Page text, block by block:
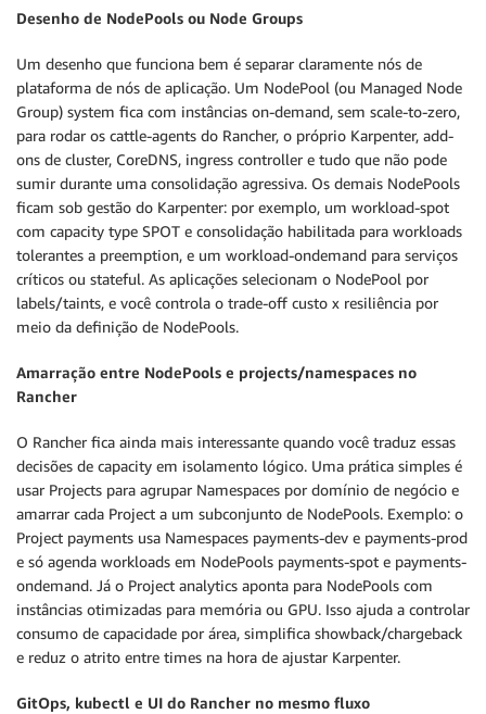
Desenho de NodePools ou Node Groups
Um desenho que funciona bem é separar claramente nós de
plataforma de nós de aplicação. Um NodePool (ou Managed Node
Group) system fica com instâncias on-demand, sem scale-to-zero,
para rodar os cattle-agents do Rancher, o próprio Karpenter, add-
ons de cluster, CoreDNS, ingress controller e tudo que não pode
sumir durante uma consolidação agressiva. Os demais NodePools
ficam sob gestão do Karpenter: por exemplo, um workload-spot
com capacity type SPOT e consolidação habilitada para workloads
tolerantes a preemption, e um workload-ondemand para serviços
críticos ou stateful. As aplicações selecionam o NodePool por
labels/taints, e você controla o trade-off custo x resiliência por
meio da definição de NodePools.
Amarração entre NodePools e projects/namespaces no
Rancher
O Rancher fica ainda mais interessante quando você traduz essas
decisões de capacity em isolamento lógico. Uma prática simples é
usar Projects para agrupar Namespaces por domínio de negócio e
amarrar cada Project a um subconjunto de NodePools. Exemplo: o
Project payments usa Namespaces payments-dev e payments-prod
e só agenda workloads em NodePools payments-spot e payments-
ondemand. Já o Project analytics aponta para NodePools com
instâncias otimizadas para memória ou GPU. Isso ajuda a controlar
consumo de capacidade por área, simplifica showback/chargeback
e reduz o atrito entre times na hora de ajustar Karpenter.
GitOps, kubectl e UI do Rancher no mesmo fluxo